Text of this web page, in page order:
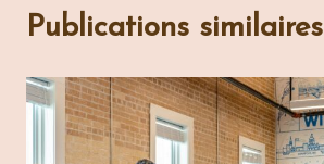
Publications similaires